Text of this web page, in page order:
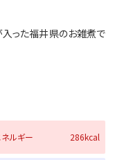
入った福井県のお雑煮で
ルギー 286kcal